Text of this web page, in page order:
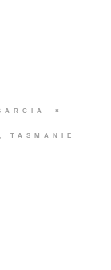
,TASMANIE